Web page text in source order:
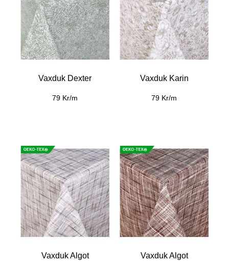
Vaxduk Dexter
79 Kr/m
Vaxduk Karin
79 Kr/m
Vaxduk Algot Vaxduk Algot